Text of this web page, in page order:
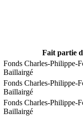
Fait partie
Fonds Charles-Philippe-
Baillairgé
Fonds Charles-Philippe-
Baillairgé
Fonds Charles-Philippe-
Baillairgé